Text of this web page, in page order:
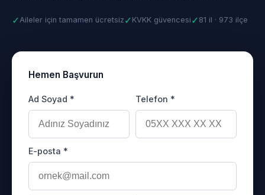
✓Aileler için tamamen ücretsiz ✓ KVKK güvencesi ✓ 81 il · 973 ilçe
Hemen Başvurun
Ad Soyad * Telefon *
E-posta *